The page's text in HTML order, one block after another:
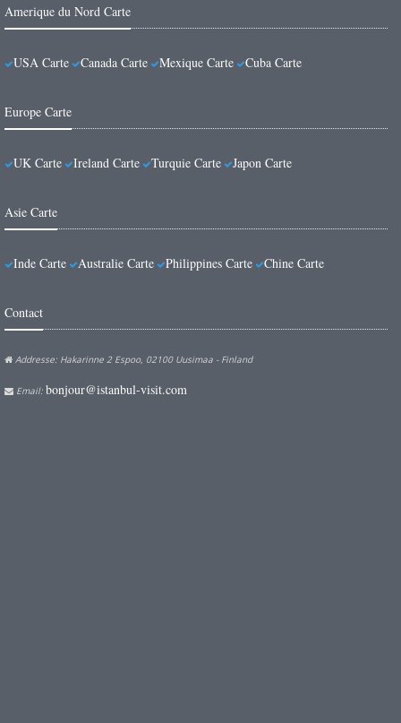
Amerique du Nord Carte
USA Carte Canada Carte Mexique Carte Cuba Carte
Europe Carte
UK Carte Ireland Carte Turquie Carte Japon Carte
Asie Carte
Inde Carte Australie Carte Philippines Carte Chine Carte
Contact
Addresse: Hakarinne 2 Espoo, 02100 Uusimaa - Finland
Email: bonjour@istanbul-visit.com